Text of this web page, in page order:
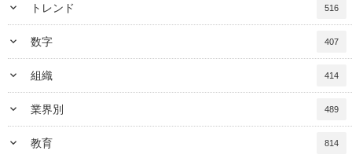
keyboard_arrow_down トレンド 516
keyboard_arrow_down 数字 407
keyboard_arrow_down 組織 414
keyboard_arrow_down 業界別 489
keyboard_arrow_down 教育 814